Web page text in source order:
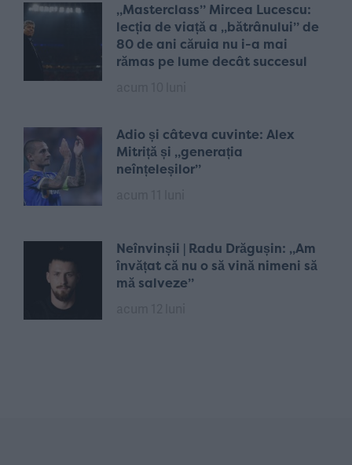
„Masterclass” Mircea Lucescu:
lecția de viață a „bătrânului” de
80 de ani căruia nu i-a mai
rămas pe lume decât succesul
Adio și câteva cuvinte: Alex
Mitriță și „generația
neînțeleșilor”
Neînvinșii | Radu Drăgușin: „Am
învățat că nu o să vină nimeni să
mă salveze”